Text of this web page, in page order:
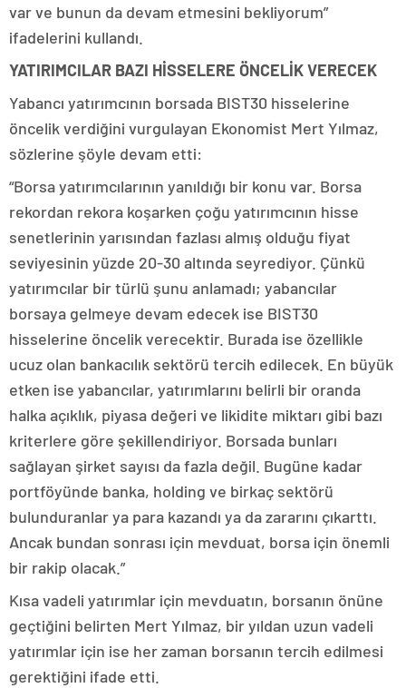
var ve bunun da devam etmesini bekliyorum”
ifadelerini kullandı.
YATIRIMCILAR BAZI HİSSELERE ÖNCELİK VERECEK
Yabancı yatırımcının borsada BIST30 hisselerine
öncelik verdiğini vurgulayan Ekonomist Mert Yılmaz,
sözlerine şöyle devam etti:
“Borsa yatırımcılarının yanıldığı bir konu var. Borsa
rekordan rekora koşarken çoğu yatırımcının hisse
senetlerinin yarısından fazlası almış olduğu fiyat
seviyesinin yüzde 20-30 altında seyrediyor. Çünkü
yatırımcılar bir türlü şunu anlamadı; yabancılar
borsaya gelmeye devam edecek ise BIST30
hisselerine öncelik verecektir. Burada ise özellikle
ucuz olan bankacılık sektörü tercih edilecek. En büyük
etken ise yabancılar, yatırımlarını belirli bir oranda
halka açıklık, piyasa değeri ve likidite miktarı gibi bazı
kriterlere göre şekillendiriyor. Borsada bunları
sağlayan şirket sayısı da fazla değil. Bugüne kadar
portföyünde banka, holding ve birkaç sektörü
bulunduranlar ya para kazandı ya da zararını çıkarttı.
Ancak bundan sonrası için mevduat, borsa için önemli
bir rakip olacak.”
Kısa vadeli yatırımlar için mevduatın, borsanın önüne
geçtiğini belirten Mert Yılmaz, bir yıldan uzun vadeli
yatırımlar için ise her zaman borsanın tercih edilmesi
gerektiğini ifade etti.